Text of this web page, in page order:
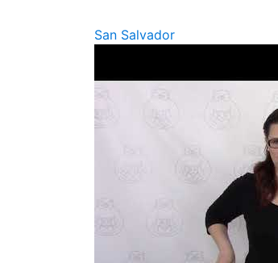
San Salvador